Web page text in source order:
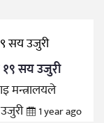
१९ सय उजुरी
मन्त्रालयले
1 year ago